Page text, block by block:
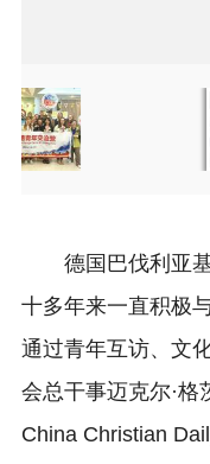
2
of
2
Item
2
of
德国巴伐利亚
十多年来一直积极
通过青年互访、文
会总干事迈克尔·格
China Christian